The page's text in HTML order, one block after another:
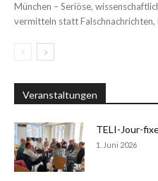
München – Seriöse,
vermitteln statt Falschnachrichten,
Veranstaltungen
TELI-Jour-
1. Juni 2026